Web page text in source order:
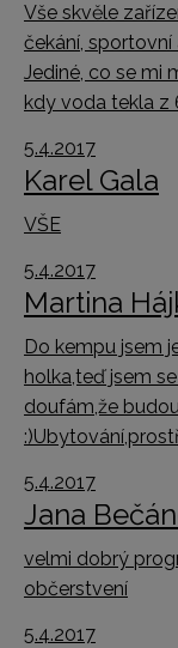
Vše skvěle
čekání,
Jediné, co se mi
kdy voda tekla z
5.4.2017
Karel Gala
VŠE
5.4.2017
Martina
Do kempu jsem
holka,teď jsem
doufám,že
5.4.2017
Jana
velmi dobrý
občerstvení
5.4.2017